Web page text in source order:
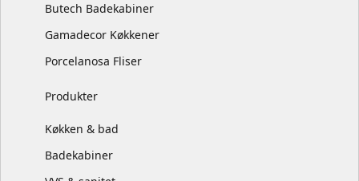
Butech Badekabiner
Gamadecor Køkkener
Porcelanosa Fliser
Produkter
Køkken & bad
Badekabiner